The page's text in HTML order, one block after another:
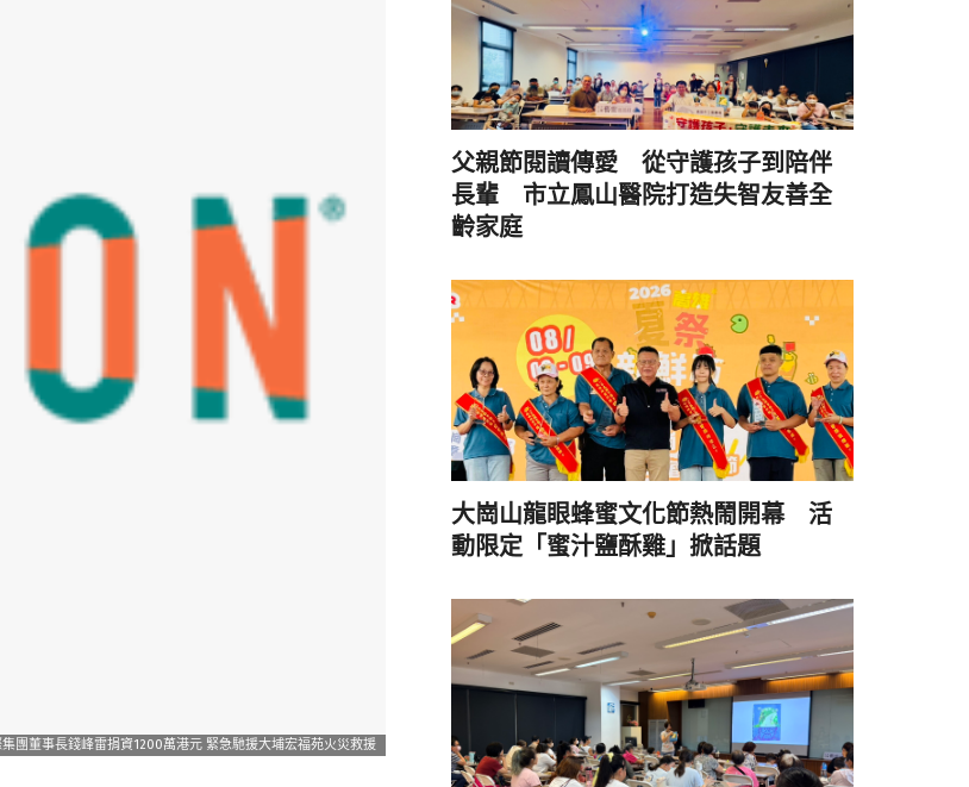
團董事長錢峰雷捐資1200萬港元 緊急馳援大埔宏福苑火災救援
父親節閱讀傳愛 從守護孩子到陪伴
長輩 市立鳳山醫院打造失智友善全
齡家庭
大崗山龍眼蜂蜜文化節熱鬧開幕 活
動限定「蜜汁鹽酥雞」掀話題